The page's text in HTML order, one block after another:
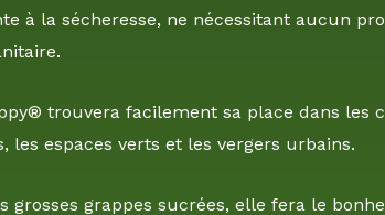
à la sécheresse, ne nécessitant aucun
trouvera facilement sa place dans les
les espaces verts et les vergers urbains.
grosses grappes sucrées, elle fera le